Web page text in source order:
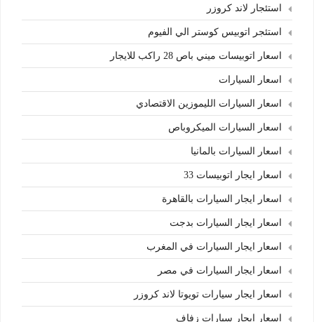
استئجار لاند كروزر
استئجر اتوبيس كوستر الي الفيوم
اسعار اتوبيسات ميني باص 28 راكب للايجار
اسعار السيارات
اسعار السيارات الليموزين الاقتصادي
اسعار السيارات الميكروباص
اسعار السيارات بالمانيا
اسعار ايجار اتوبيسات 33
اسعار ايجار السيارات بالقاهرة
اسعار ايجار السيارات بدجت
اسعار ايجار السيارات في المغرب
اسعار ايجار السيارات في مصر
اسعار ايجار سيارات تويوتا لاند كروزر
اسعار ايجار سيارات زفاف